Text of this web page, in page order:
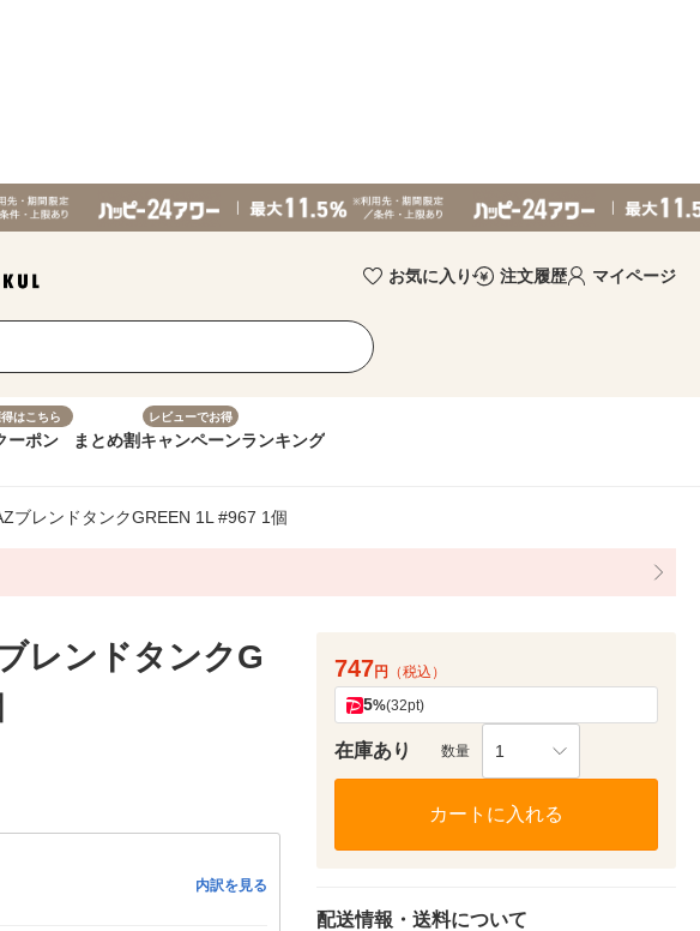
お気に入り 注文履歴 マイページ
はこちら
ーポン まとめ割
レビューでお得
キャンペーンランキング
ブレンドタンクGREEN 1L #967 1個
レンドタンクG
内訳を見る
747円 （税込）
5%(32pt)
在庫あり 数量 1
カートに入れる
配送情報・送料について